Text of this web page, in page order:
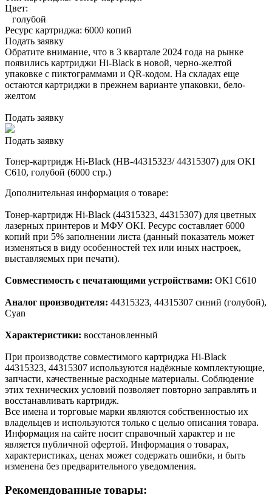
Цвет:
голубой
Ресурс картриджа: 6000 копий
Подать заявку
Обратите внимание, что в 3 квартале 2024 года на рынке
появились картриджи Hi-Black в новой, черно-желтой
упаковке с пиктограммами и QR-кодом. На складах еще
остаются картриджи в прежнем варианте упаковки, бело-
желтом
Подать заявку
Подать заявку
Тонер-картридж Hi-Black (HB-44315323/ 44315307) для OKI
C610, голубой (6000 стр.)
Дополнительная информация о товаре:
Тонер-картридж Hi-Black (44315323, 44315307) для цветных
лазерных принтеров и МФУ OKI. Ресурс составляет 6000
копий при 5% заполнении листа (данный показатель может
изменяться в виду особенностей тех или иных настроек,
выставляемых при печати).
Совместимость с печатающими устройствами: OKI C610
Аналог производителя: 44315323, 44315307 синий (голубой),
Cyan
Характеристики: восстановленный
При производстве совместимого картриджа Hi-Black
44315323, 44315307 используются надёжные комплектующие,
запчасти, качественные расходные материалы. Соблюдение
этих технических условий позволяет повторно заправлять и
восстанавливать картридж.
Все имена и торговые марки являются собственностью их
владельцев и используются только с целью описания товара.
Информация на сайте носит справочный характер и не
является публичной офертой. Информация о товарах,
характеристиках, ценах может содержать ошибки, и быть
изменена без предварительного уведомления.
Рекомендованные товары: